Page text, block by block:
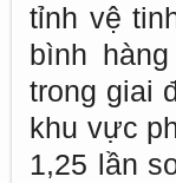
tỉnh vệ
bình
trong giai
khu vực
1,25 lần